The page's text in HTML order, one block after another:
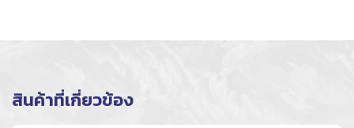
สินค้าที่เกี่ยวข้อง